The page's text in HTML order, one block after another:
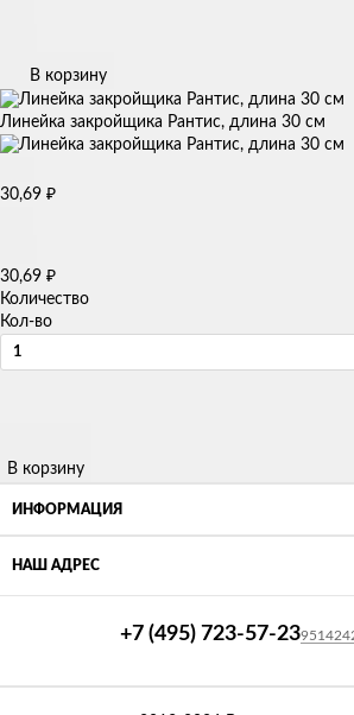
В корзину
Линейка закройщика Рантис, длина 30 см
30,69 ₽
30,69 ₽
Количество
Кол-во
В корзину
ИНФОРМАЦИЯ
НАШ АДРЕС
+7 (495) 723-57-23